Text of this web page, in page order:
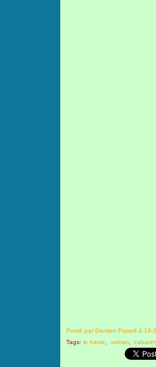
Posté par Damien Patard à
Tags: le havre volcan